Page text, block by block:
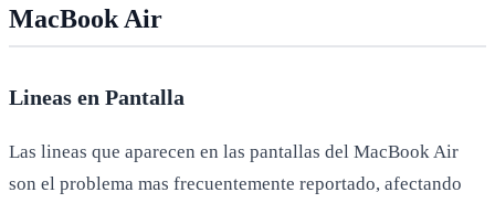
MacBook Air
Lineas en Pantalla
Las lineas que aparecen en las pantallas del MacBook Air
son el problema mas frecuentemente reportado, afectando